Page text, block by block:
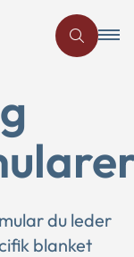
du leder
blanket